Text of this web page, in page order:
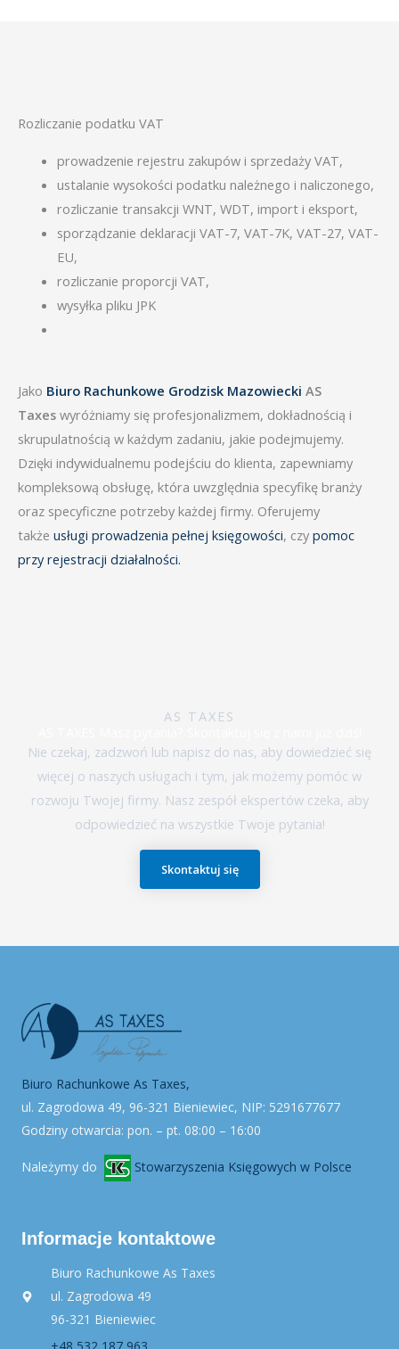
Rozliczanie podatku VAT
prowadzenie rejestru zakupów i sprzedaży VAT,
ustalanie wysokości podatku należnego i naliczonego,
rozliczanie transakcji WNT, WDT, import i eksport,
sporządzanie deklaracji VAT-7, VAT-7K, VAT-27, VAT-
EU,
rozliczanie proporcji VAT,
wysyłka pliku JPK
Jako Biuro Rachunkowe Grodzisk Mazowiecki AS
Taxes wyróżniamy się profesjonalizmem, dokładnością i
skrupulatnością w każdym zadaniu, jakie podejmujemy.
Dzięki indywidualnemu podejściu do klienta, zapewniamy
kompleksową obsługę, która uwzględnia specyfikę branży
oraz specyficzne potrzeby każdej firmy. Oferujemy
także usługi prowadzenia pełnej księgowości, czy pomoc
przy rejestracji działalności.
AS TAXES
Nie czekaj, zadzwoń lub napisz do nas, aby dowiedzieć się
więcej o naszych usługach i tym, jak możemy pomóc w
rozwoju Twojej firmy. Nasz zespół ekspertów czeka, aby
odpowiedzieć na wszystkie Twoje pytania!
Skontaktuj się
Biuro Rachunkowe As Taxes,
ul. Zagrodowa 49, 96-321 Bieniewiec, NIP: 5291677677
Godziny otwarcia: pon. – pt. 08:00 – 16:00
Należymy do Stowarzyszenia Księgowych w Polsce
Informacje kontaktowe
Biuro Rachunkowe As Taxes
ul. Zagrodowa 49
96-321 Bieniewiec